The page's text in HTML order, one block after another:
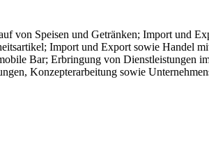
von Speisen und Getränken; Import und
Import und Export sowie Handel
Bar; Erbringung von Dienstleistungen
Konzepterarbeitung sowie